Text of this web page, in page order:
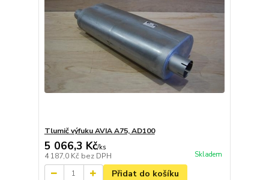
Tlumič výfuku AVIA A75, AD100
5 066,3 Kč/ks
4 187,0 Kč bez DPH Skladem
Přidat do košíku